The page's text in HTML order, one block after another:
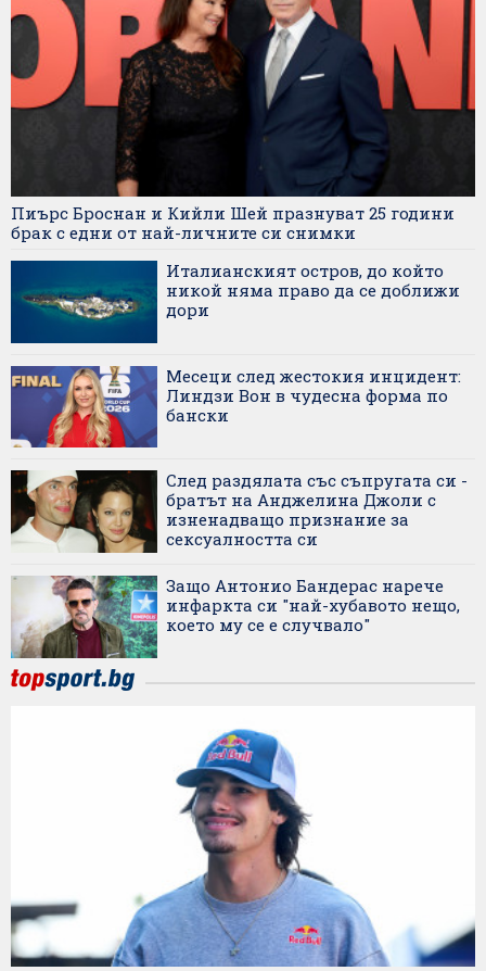
Пиърс Броснан и Кийли Шей празнуват 25 години
брак с едни от най-личните си снимки
Италианският остров, до който
никой няма право да се доближи
дори
Месеци след жестокия инцидент:
Линдзи Вон в чудесна форма по
бански
След раздялата със съпругата си -
братът на Анджелина Джоли с
изненадващо признание за
сексуалността си
Защо Антонио Бандерас нарече
инфаркта си "най-хубавото нещо,
което му се е случвало"